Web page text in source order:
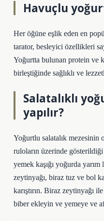
Havuçlu
Her öğüne eşlik eden en
tarator, besleyici özellikleri
Yoğurtta bulunan protein ve
birleştiğinde sağlıklı ve
Salatalıklı
yapılır?
Yoğurtlu salatalık mezesinin
ruloların üzerinde
yemek kaşığı yoğurda yarım
zeytinyağı, biraz tuz ve bol
karıştırın. Biraz zeytinyağı
biber ekleyin ve yemeye ve